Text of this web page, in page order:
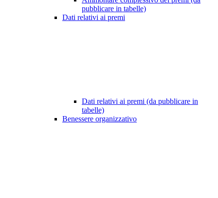
pubblicare in tabelle)
Dati relativi ai premi
Dati relativi ai premi (da pubblicare in
tabelle)
Benessere organizzativo